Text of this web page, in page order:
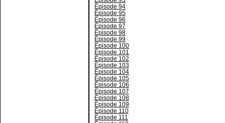
Épisode 94
Épisode 95
Épisode 96
Épisode 97
Épisode 98
Épisode 99
Épisode 100
Épisode 101
Épisode 102
Épisode 103
Épisode 104
Épisode 105
Épisode 106
Épisode 107
Épisode 108
Épisode 109
Épisode 110
Épisode 111